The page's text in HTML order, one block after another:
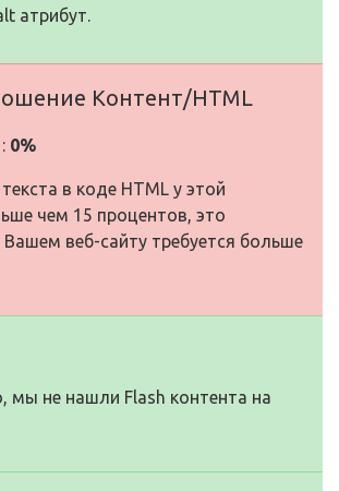
атрибут.
Контент/HTML
0%
в коде HTML у этой
чем 15 процентов, это
Вашем веб-сайту требуется больше
мы не нашли Flash контента на